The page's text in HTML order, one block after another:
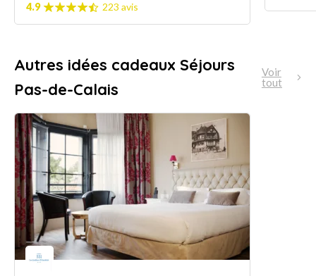
4.9
223 avis
Autres idées cadeaux Séjours
Pas-de-Calais
Voir
tout